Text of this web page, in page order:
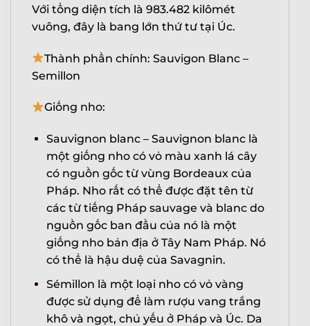
Với tổng diện tích là 983.482 kilômét
vuông, đây là bang lớn thứ tư tại Úc.
Thành phần chính: Sauvigon Blanc –
Semillon
Giống nho:
Sauvignon blanc – Sauvignon blanc là
một giống nho có vỏ màu xanh lá cây
có nguồn gốc từ vùng Bordeaux của
Pháp. Nho rất có thể được đặt tên từ
các từ tiếng Pháp sauvage và blanc do
nguồn gốc ban đầu của nó là một
giống nho bản địa ở Tây Nam Pháp. Nó
có thể là hậu duệ của Savagnin.
Sémillon là một loại nho có vỏ vàng
được sử dụng để làm rượu vang trắng
khô và ngọt, chủ yếu ở Pháp và Úc. Da